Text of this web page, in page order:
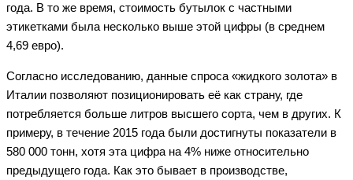
года. В то же время, стоимость бутылок с частными
этикетками была несколько выше этой цифры (в среднем
4,69 евро).
Согласно исследованию, данные спроса «жидкого золота» в
Италии позволяют позиционировать её как страну, где
потребляется больше литров высшего сорта, чем в других. К
примеру, в течение 2015 года были достигнуты показатели в
580 000 тонн, хотя эта цифра на 4% ниже относительно
предыдущего года. Как это бывает в производстве,